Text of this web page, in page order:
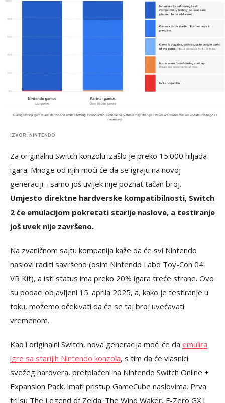
IZVOR: NINTENDO
Za originalnu Switch konzolu izašlo je preko 15.000 hiljada
igara. Mnoge od njih moći će da se igraju na novoj
generaciji - samo još uvijek nije poznat tačan broj.
Umjesto direktne hardverske kompatibilnosti, Switch
2 će emulacijom pokretati starije naslove, a testiranje
još uvek nije završeno.
Na zvaničnom sajtu kompanija kaže da će svi Nintendo
naslovi raditi savršeno (osim Nintendo Labo Toy-Con 04:
VR Kit), a isti status ima preko 20% igara treće strane. Ovo
su podaci objavljeni 15. aprila 2025, a, kako je testiranje u
toku, možemo očekivati da će se taj broj uvećavati
vremenom.
Kao i originalni Switch, nova generacija moći će da emulira
igre sa starijih Nintendo konzola, s tim da će vlasnici
svežeg hardvera, pretplaćeni na Nintendo Switch Online +
Expansion Pack, imati pristup GameCube naslovima. Prva
tri su The Legend of Zelda: The Wind Waker, F-Zero GX i